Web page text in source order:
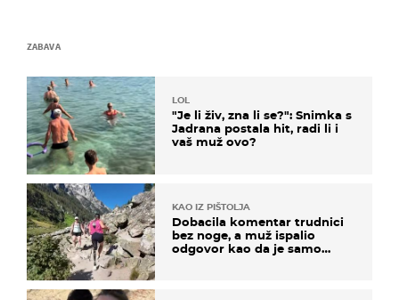
ZABAVA
LOL
"Je li živ, zna li se?": Snimka s
Jadrana postala hit, radi li i
vaš muž ovo?
KAO IZ PIŠTOLJA
Dobacila komentar trudnici
bez noge, a muž ispalio
odgovor kao da je samo